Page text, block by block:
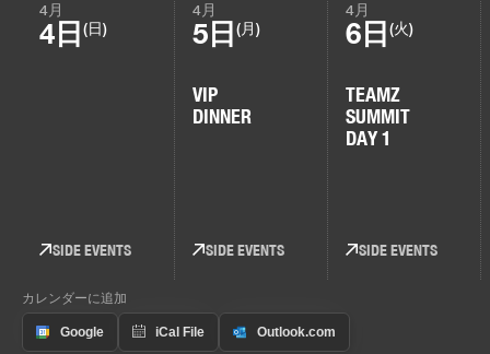
4月
4日 (日)
SIDE EVENTS
4月
5日 (月)
VIP
DINNER
SIDE EVENTS
4月
6日 (火)
TEAMZ
SUMMIT
DAY 1
SIDE EVENTS
カレンダーに追加